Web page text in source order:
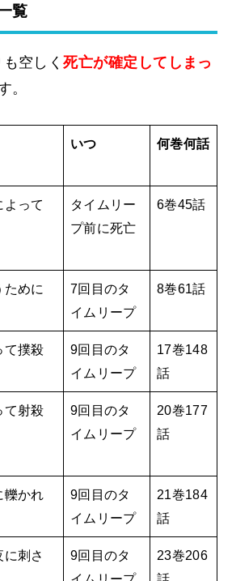
覧
も空しく死亡が確定してしまっ
。
いつ 何巻何話
よって
タイムリー
プ前に死亡
6巻45話
ために
7回目のタ
イムリープ
8巻61話
て撲殺
9回目のタ
イムリープ
17巻148
話
て射殺
9回目のタ
イムリープ
20巻177
話
轢かれ
9回目のタ
イムリープ
21巻184
話
刺さ
9回目のタ
23巻206